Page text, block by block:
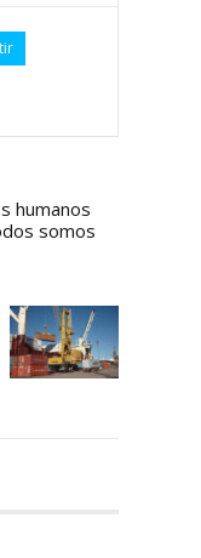
humanos
somos